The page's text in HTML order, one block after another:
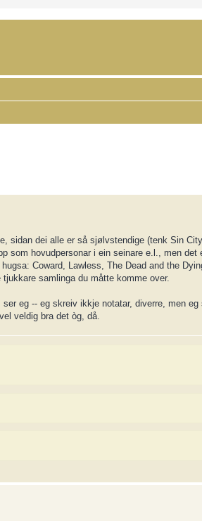
sidan dei alle er så sjølvstendige (tenk Sin
som hovudpersonar i ein seinare e.l., men det
Coward, Lawless, The Dead and the
samlinga du måtte komme over.
eg -- eg skreiv ikkje notatar, diverre, men eg
veldig bra det òg, då.